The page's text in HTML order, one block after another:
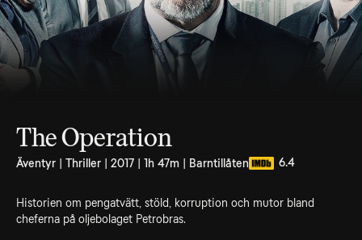
The Operation
Äventyr | Thriller | 2017 | 1h 47m | Barntillåten 6.4
Historien om pengatvätt, stöld, korruption och mutor bland
cheferna på oljebolaget Petrobras.